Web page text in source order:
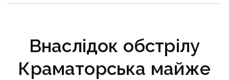
Внаслідок обстрілу
Краматорська майже